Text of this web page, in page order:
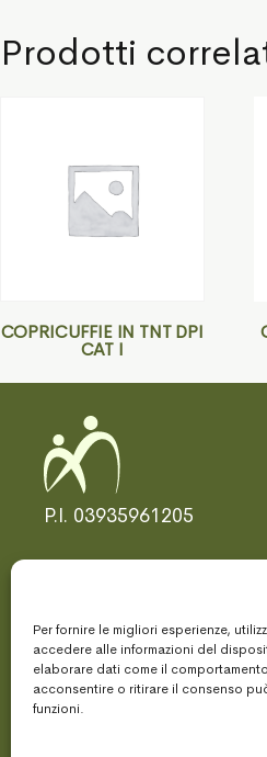
Per fornire le migliori esperienze,
accedere alle informazioni del
elaborare dati come il
acconsentire o ritirare il consenso
funzioni.
Prodotti
COPRICUFFIE IN TNT DPI
CAT I
P.I. 03935961205
© 2025 Am Bologna